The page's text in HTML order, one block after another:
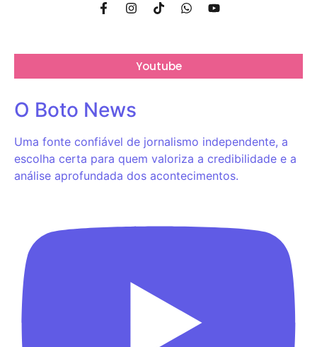
Youtube
O Boto News
Uma fonte confiável de jornalismo independente, a
escolha certa para quem valoriza a credibilidade e a
análise aprofundada dos acontecimentos.